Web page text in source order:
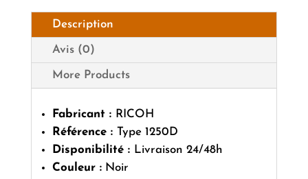
Description
Avis (0)
More Products
Fabricant : RICOH
Référence : Type 1250D
Disponibilité : Livraison 24/48h
Couleur :Noir